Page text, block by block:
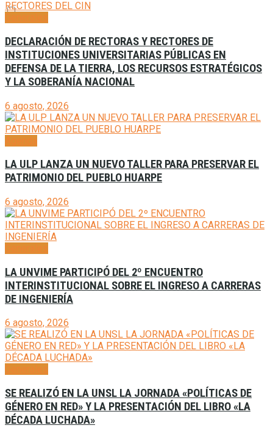
DECLARACIÓN DE RECTORAS Y RECTORES DE
INSTITUCIONES UNIVERSITARIAS PÚBLICAS EN
DEFENSA DE LA TIERRA, LOS RECURSOS ESTRATÉGICOS
Y LA SOBERANÍA NACIONAL
6 agosto, 2026
LA ULP LANZA UN NUEVO TALLER PARA PRESERVAR EL
PATRIMONIO DEL PUEBLO HUARPE
6 agosto, 2026
LA UNVIME PARTICIPÓ DEL 2º ENCUENTRO
INTERINSTITUCIONAL SOBRE EL INGRESO A CARRERAS
DE INGENIERÍA
6 agosto, 2026
SE REALIZÓ EN LA UNSL LA JORNADA «POLÍTICAS DE
GÉNERO EN RED» Y LA PRESENTACIÓN DEL LIBRO «LA
DÉCADA LUCHADA»